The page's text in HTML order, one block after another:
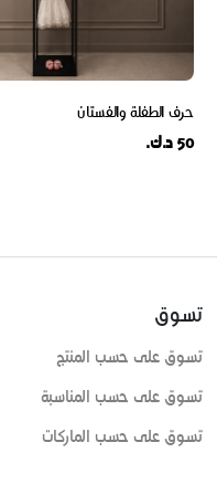
حرف الطفلة والفستان
50 د.ك.
تسوق
تسوق على حسب المنتج
تسوق على حسب المناسبة
تسوق على حسب الماركات